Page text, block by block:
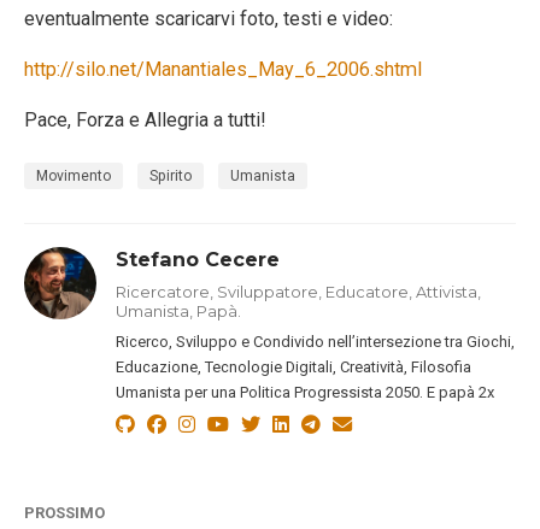
eventualmente scaricarvi foto, testi e video:
http://silo.net/Manantiales_May_6_2006.shtml
Pace, Forza e Allegria a tutti!
Movimento Spirito Umanista
Stefano Cecere
Ricercatore, Sviluppatore, Educatore, Attivista,
Umanista, Papà.
Ricerco, Sviluppo e Condivido nell’intersezione tra Giochi,
Educazione, Tecnologie Digitali, Creatività, Filosofia
Umanista per una Politica Progressista 2050. E papà 2x
PROSSIMO